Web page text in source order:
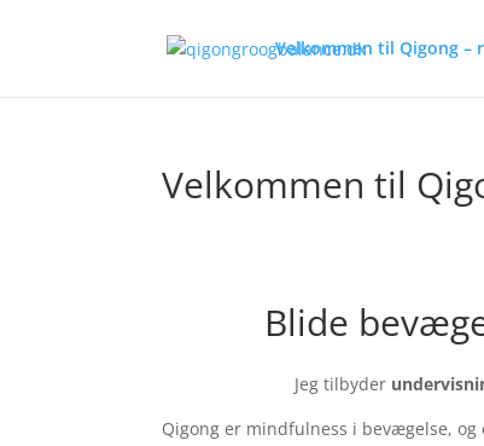
Velkommen til Qigong –
Velkommen til
Blide
Jeg tilbyder
Qigong er mindfulness i bevægelse,